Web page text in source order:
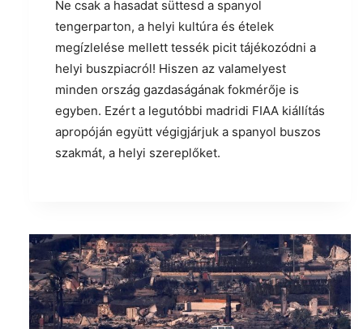
Ne csak a hasadat süttesd a spanyol
tengerparton, a helyi kultúra és ételek
megízlelése mellett tessék picit tájékozódni a
helyi buszpiacról! Hiszen az valamelyest
minden ország gazdaságának fokmérője is
egyben. Ezért a legutóbbi madridi FIAA kiállítás
apropóján együtt végigjárjuk a spanyol buszos
szakmát, a helyi szereplőket.